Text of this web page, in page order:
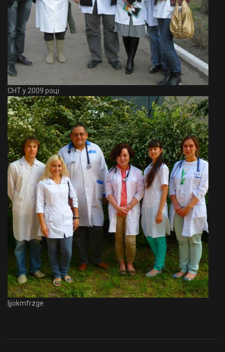
СНТ у 2009 році
Ijjokmfrzge